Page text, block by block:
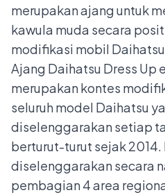
merupakan ajang untuk
kawula muda secara
modifikasi mobil
Ajang Daihatsu Dress Up
merupakan kontes
seluruh model Daihatsu
diselenggarakan setiap
berturut-turut sejak 2014.
diselenggarakan secara
pembagian 4 area